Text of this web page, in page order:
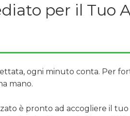
per il Tuo
ogni minuto conta. Per
mano.
è pronto ad accogliere il